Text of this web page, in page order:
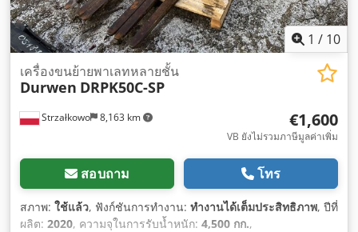
1 / 10
Strzałkowo 8,163 km
เครื่องขนย้ายพาเลทหลายชั้น
Durwen DRPK50C-SP
€1,600
VB ยังไม่รวมภาษีมูลค่าเพิ่ม
สอบถาม โทร
สภาพ: ใช้แล้ว, ฟังก์ชันการทำงาน: ทำงานได้เต็มประสิทธิภาพ, ปีที่
ผลิต: 2020, ความจุในการรับน้ำหนัก: 4,500 กก.,